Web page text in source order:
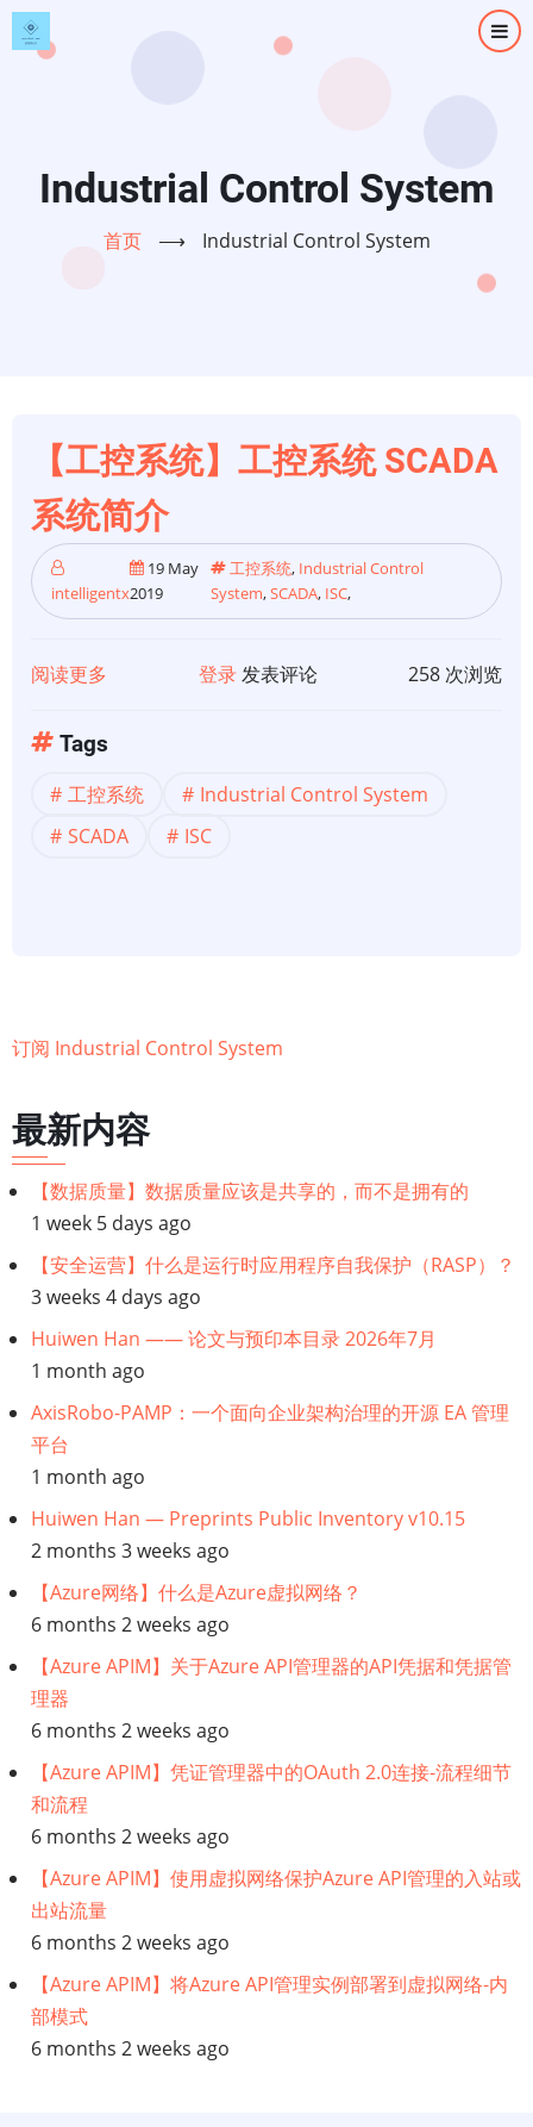
跳
转
Industrial Control System
首页 ⟶ Industrial Control System
【工控系统】工控系统 SCADA
系统简介
intelligentx
19 May
2019
工控系统, Industrial Control
System,SCADA, ISC,
阅读更多
系
统】
统
介
登录发表评论 258 次浏览
Tags
工控系统
Industrial Control System
SCADA
ISC
订阅 Industrial Control System
最新内容
【数据质量】数据质量应该是共享的，而不是拥有的
1 week 5 days ago
【安全运营】什么是运行时应用程序自我保护（RASP）？
3 weeks 4 days ago
Huiwen Han —— 论文与预印本目录 2026年7月
1 month ago
AxisRobo-PAMP：一个面向企业架构治理的开源 EA 管理
平台
1 month ago
Huiwen Han — Preprints Public Inventory v10.15
2 months 3 weeks ago
【Azure网络】什么是Azure虚拟网络？
6 months 2 weeks ago
【Azure APIM】关于Azure API管理器的API凭据和凭据管
理器
6 months 2 weeks ago
【Azure APIM】凭证管理器中的OAuth 2.0连接-流程细节
和流程
6 months 2 weeks ago
【Azure APIM】使用虚拟网络保护Azure API管理的入站或
出站流量
6 months 2 weeks ago
【Azure APIM】将Azure API管理实例部署到虚拟网络-内
部模式
6 months 2 weeks ago